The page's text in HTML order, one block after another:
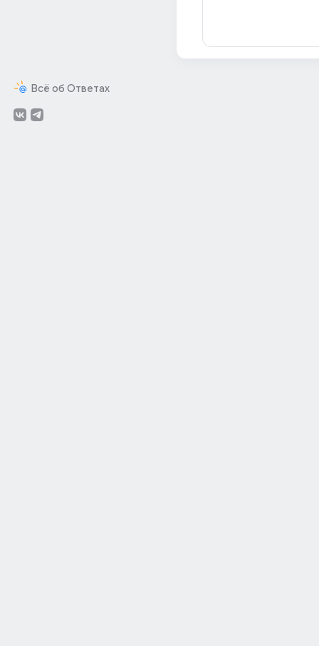
Всё об Ответах